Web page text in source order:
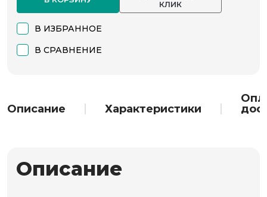
КЛИК
В ИЗБРАННОЕ
В СРАВНЕНИЕ
Описание Характеристики
Описание